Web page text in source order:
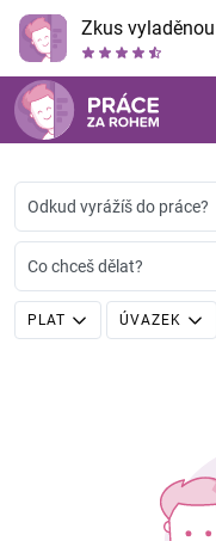
Zkus
Odkud vyrážíš do práce?
Co chceš dělat?
PLAT ÚVAZEK